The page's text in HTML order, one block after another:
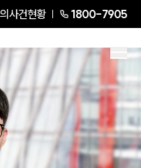
사건현황 1800-7905